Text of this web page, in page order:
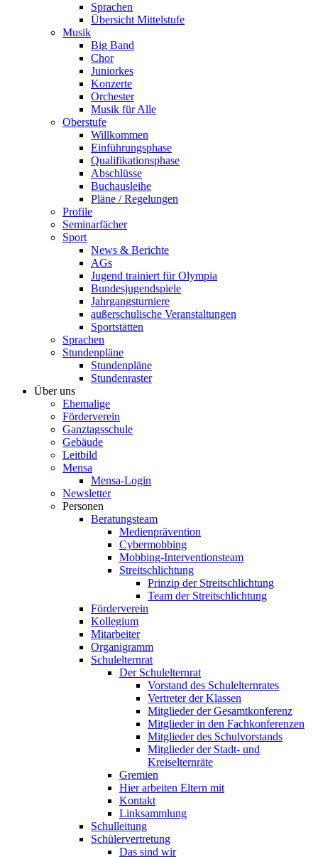
Sprachen
Übersicht Mittelstufe
Musik
Big Band
Chor
Juniorkes
Konzerte
Orchester
Musik für Alle
Oberstufe
Willkommen
Einführungsphase
Qualifikationsphase
Abschlüsse
Buchausleihe
Pläne / Regelungen
Profile
Seminarfächer
Sport
News & Berichte
AGs
Jugend trainiert für Olympia
Bundesjugendspiele
Jahrgangsturniere
außerschulische Veranstaltungen
Sportstätten
Sprachen
Stundenpläne
Stundenpläne
Stundenraster
Über uns
Ehemalige
Förderverein
Ganztagsschule
Gebäude
Leitbild
Mensa
Mensa-Login
Newsletter
Personen
Beratungsteam
Medienprävention
Cybermobbing
Mobbing-Interventionsteam
Streitschlichtung
Prinzip der Streitschlichtung
Team der Streitschlichtung
Förderverein
Kollegium
Mitarbeiter
Organigramm
Schulelternrat
Der Schulelternrat
Vorstand des Schulelternrates
Vertreter der Klassen
Mitglieder der Gesamtkonferenz
Mitglieder in den Fachkonferenzen
Mitglieder des Schulvorstands
Mitglieder der Stadt- und
Kreiselternräte
Gremien
Hier arbeiten Eltern mit
Kontakt
Linksammlung
Schulleitung
Schülervertretung
Das sind wir